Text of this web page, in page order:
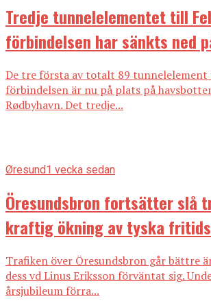
Tredje tunnelelementet till
förbindelsen har sänkts ned
De tre första av totalt 89
förbindelsen är nu på plats på
Rødbyhavn. Det tredje...
Øresund1 vecka sedan
Öresundsbron fortsätter slå
kraftig ökning av tyska
Trafiken över Öresundsbron går bättre
dess vd Linus Eriksson förväntat sig.
årsjubileum förra...